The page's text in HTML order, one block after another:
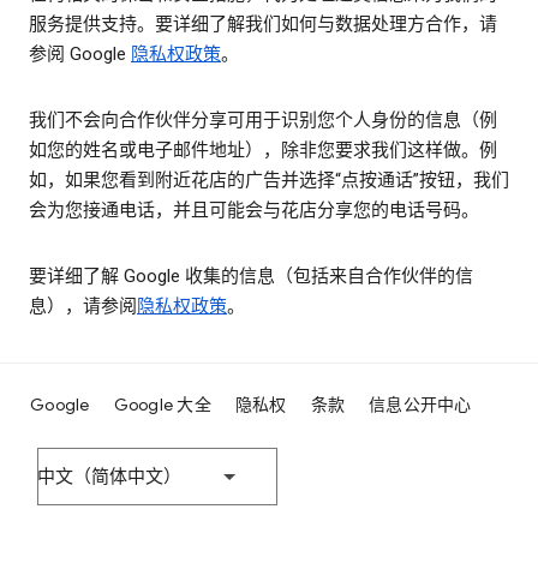
服务提供支持。要详细了解我们如何与数据处理方合作，请
参阅 Google 隐私权政策。
我们不会向合作伙伴分享可用于识别您个人身份的信息（例
如您的姓名或电子邮件地址），除非您要求我们这样做。例
如，如果您看到附近花店的广告并选择“点按通话”按钮，我们
会为您接通电话，并且可能会与花店分享您的电话号码。
要详细了解 Google 收集的信息（包括来自合作伙伴的信
息），请参阅 隐私权政策。
Google Google 大全 隐私权 条款 信息公开中心
中文（简体中文）